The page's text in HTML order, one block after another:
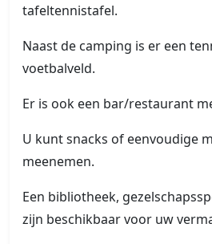
tafeltennistafel.
Naast de camping is er een
voetbalveld.
Er is ook een bar/restaurant
U kunt snacks of eenvoudige
meenemen.
Een bibliotheek,
zijn beschikbaar voor uw